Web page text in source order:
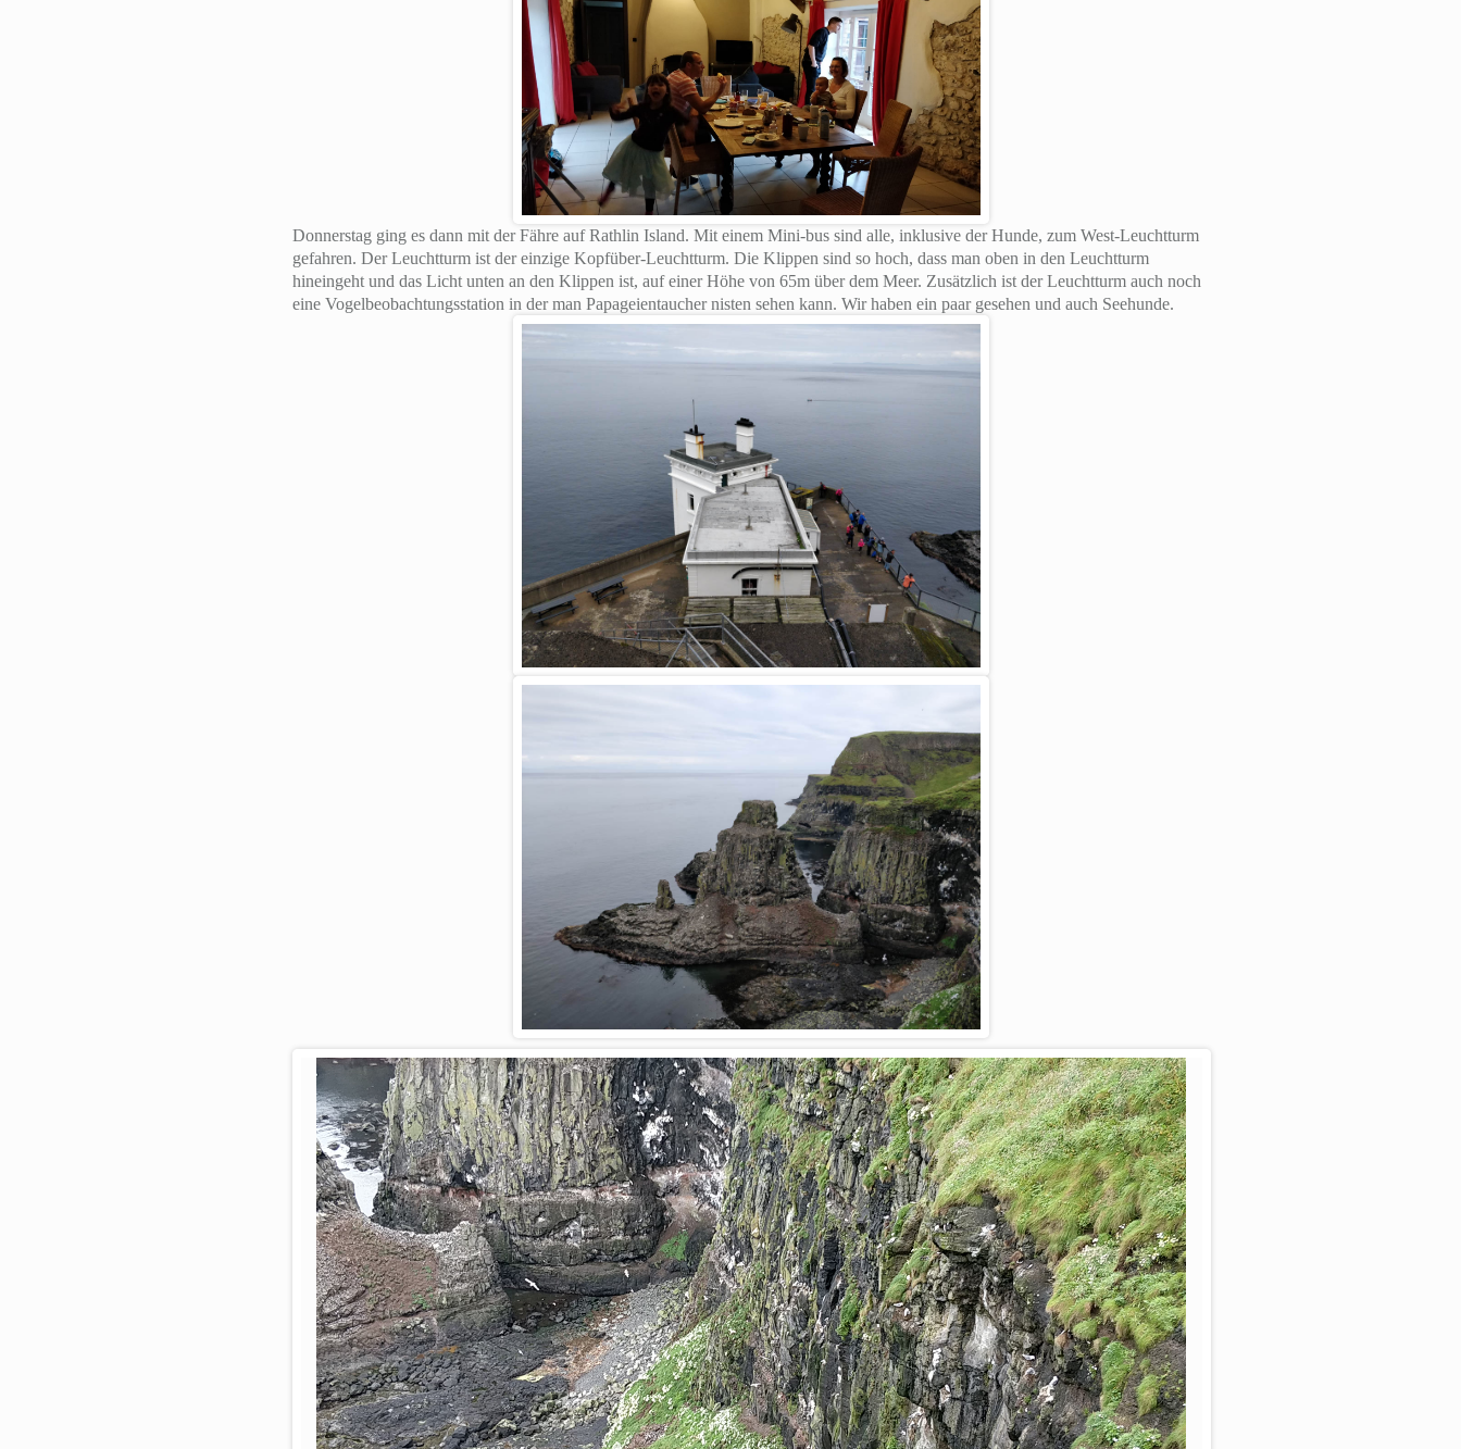
Donnerstag ging es dann mit der Fähre auf Rathlin Island. Mit einem Mini-bus sind alle, inklusive der Hunde, zum West-Leuchtturm
gefahren. Der Leuchtturm ist der einzige Kopfüber-Leuchtturm. Die Klippen sind so hoch, dass man oben in den Leuchtturm
hineingeht und das Licht unten an den Klippen ist, auf einer Höhe von 65m über dem Meer. Zusätzlich ist der Leuchtturm auch noch
eine Vogelbeobachtungsstation in der man Papageientaucher nisten sehen kann. Wir haben ein paar gesehen und auch Seehunde.